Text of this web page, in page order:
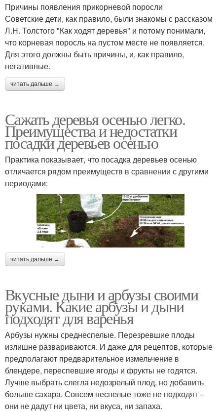
Причины появления прикорневой поросли
Советские дети, как правило, были знакомы с рассказом
Л.Н. Толстого "Как ходят деревья" и потому понимали,
что корневая поросль на пустом месте не появляется.
Для этого должны быть причины, и, как правило,
негативные.
читать дальше →
Сажать деревья осенью легко.
Преимущества и недостатки
посадки деревьев осенью
Практика показывает, что посадка деревьев осенью
отличается рядом преимуществ в сравнении с другими
периодами:
читать дальше →
Вкусные дыни и арбузы своими
руками. Какие арбузы и дыни
подходят для варенья
Арбузы нужны среднеспелые. Перезревшие плоды
излишне развариваются. И даже для рецептов, которые
предполагают предварительное измельчение в
блендере, переспевшие ягоды и фрукты не годятся.
Лучше выбрать слегла недозрелый плод, но добавить
больше сахара. Совсем неспелые тоже не подходят –
они не дадут ни цвета, ни вкуса, ни запаха.